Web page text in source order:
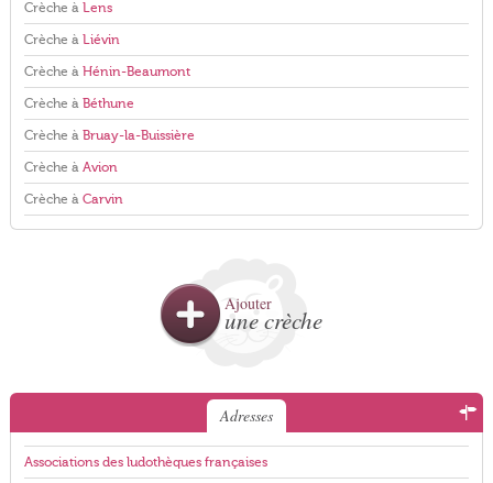
Crèche à Lens
Crèche à Liévin
Crèche à Hénin-Beaumont
Crèche à Béthune
Crèche à Bruay-la-Buissière
Crèche à Avion
Crèche à Carvin
Ajouter
une crèche
Adresses
Associations des ludothèques françaises